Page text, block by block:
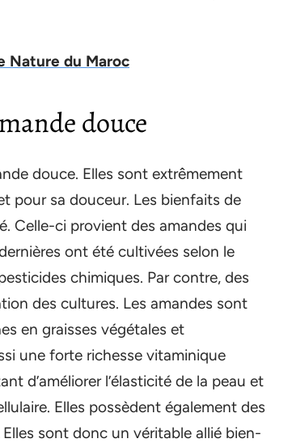
Nature du Maroc
douce
douce. Elles sont extrêmement
pour sa douceur. Les bienfaits de
Celle-ci provient des amandes qui
ont été cultivées selon le
chimiques. Par contre, des
des cultures. Les amandes sont
en graisses végétales et
une forte richesse vitaminique
d’améliorer l’élasticité de la peau et
Elles possèdent également des
sont donc un véritable allié bien-